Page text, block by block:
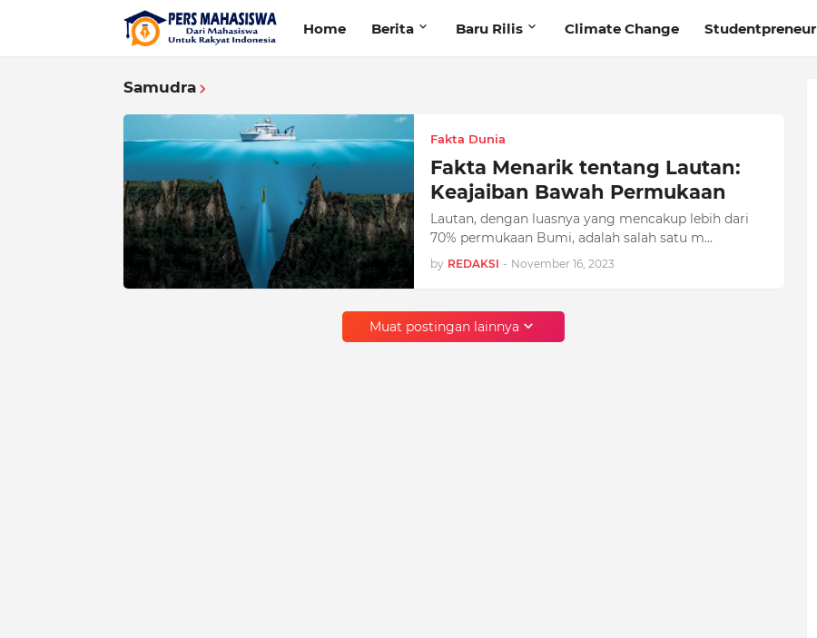
Home Berita Baru Rilis Climate Change Studentpreneur
Samudra
Fakta Dunia
Fakta Menarik tentang Lautan:
Keajaiban Bawah Permukaan
Lautan, dengan luasnya yang mencakup lebih dari
70% permukaan Bumi, adalah salah satu m…
by REDAKSI - November 16, 2023
Muat postingan lainnya